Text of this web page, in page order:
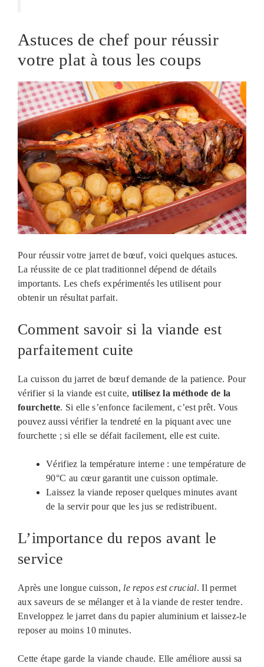
Astuces de chef pour réussir
votre plat à tous les coups
Pour réussir votre jarret de bœuf, voici quelques astuces.
La réussite de ce plat traditionnel dépend de détails
importants. Les chefs expérimentés les utilisent pour
obtenir un résultat parfait.
Comment savoir si la viande est
parfaitement cuite
La cuisson du jarret de bœuf demande de la patience. Pour
vérifier si la viande est cuite, utilisez la méthode de la
fourchette. Si elle s’enfonce facilement, c’est prêt. Vous
pouvez aussi vérifier la tendreté en la piquant avec une
fourchette ; si elle se défait facilement, elle est cuite.
Vérifiez la température interne : une température de
90°C au cœur garantit une cuisson optimale.
Laissez la viande reposer quelques minutes avant
de la servir pour que les jus se redistribuent.
L’importance du repos avant le
service
Après une longue cuisson, le repos est crucial. Il permet
aux saveurs de se mélanger et à la viande de rester tendre.
Enveloppez le jarret dans du papier aluminium et laissez-le
reposer au moins 10 minutes.
Cette étape garde la viande chaude. Elle améliore aussi sa